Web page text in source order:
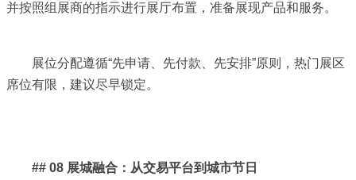
并按照组展商的指示进行展厅布置，准备展现产品和服务。
展位分配遵循“先申请、先付款、先安排”原则，热门展区
席位有限，建议尽早锁定。
## 08 展城融合：从交易平台到城市节日